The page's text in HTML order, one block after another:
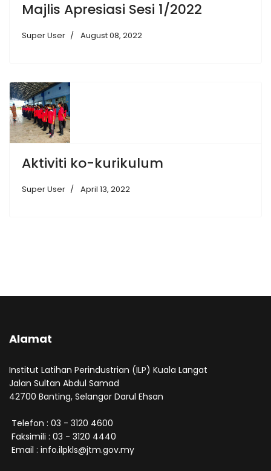
Majlis Apresiasi Sesi 1/2022
Super User August 08, 2022
Aktiviti ko-kurikulum
Super User April 13, 2022
Alamat
Institut Latihan Perindustrian (ILP) Kuala Langat
Jalan Sultan Abdul Samad
42700 Banting, Selangor Darul Ehsan
Telefon : 03 - 3120 4600
Faksimili : 03 - 3120 4440
Email : info.ilpkls@jtm.gov.my